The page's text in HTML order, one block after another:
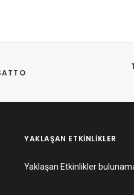
YAKLAŞAN ETKINLIKLER
Yaklaşan Etkinlikler